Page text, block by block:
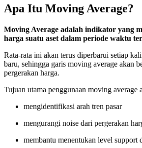
Apa Itu Moving Average?
Moving Average adalah indikator yang
harga suatu aset dalam periode waktu
Rata-rata ini akan terus diperbarui setiap
baru, sehingga garis moving average akan
pergerakan harga.
Tujuan utama penggunaan moving average
mengidentifikasi arah tren pasar
mengurangi noise dari pergerakan
membantu menentukan level support